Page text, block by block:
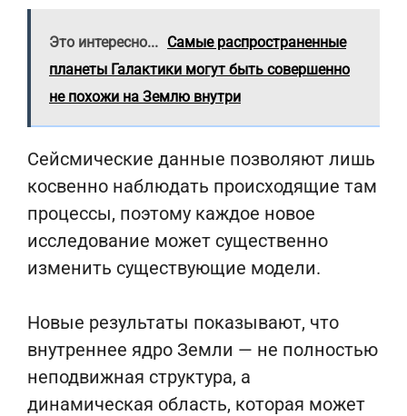
Это интересно... Самые распространенные
планеты Галактики могут быть совершенно
не похожи на Землю внутри
Сейсмические данные позволяют лишь
косвенно наблюдать происходящие там
процессы, поэтому каждое новое
исследование может существенно
изменить существующие модели.
Новые результаты показывают, что
внутреннее ядро Земли — не полностью
неподвижная структура, а
динамическая область, которая может